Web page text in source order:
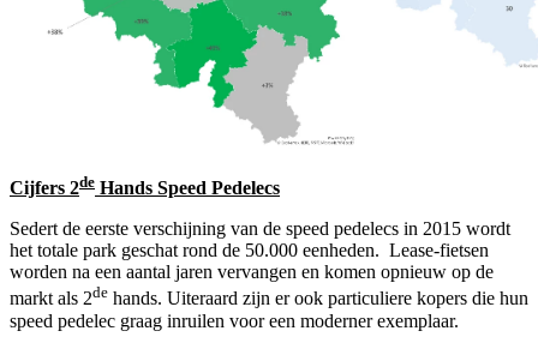
Cijfers 2de Hands Speed Pedelecs
Sedert de eerste verschijning van de speed pedelecs in 2015 wordt
het totale park geschat rond de 50.000 eenheden. Lease-fietsen
worden na een aantal jaren vervangen en komen opnieuw op de
markt als 2de hands. Uiteraard zijn er ook particuliere kopers die hun
speed pedelec graag inruilen voor een moderner exemplaar.